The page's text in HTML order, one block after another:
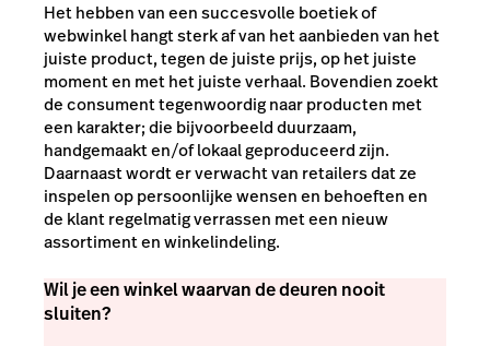
Het hebben van een succesvolle boetiek of
webwinkel hangt sterk af van het aanbieden van het
juiste product, tegen de juiste prijs, op het juiste
moment en met het juiste verhaal. Bovendien zoekt
de consument tegenwoordig naar producten met
een karakter; die bijvoorbeeld duurzaam,
handgemaakt en/of lokaal geproduceerd zijn.
Daarnaast wordt er verwacht van retailers dat ze
inspelen op persoonlijke wensen en behoeften en
de klant regelmatig verrassen met een nieuw
assortiment en winkelindeling.
Wil je een winkel waarvan de deuren nooit
sluiten?